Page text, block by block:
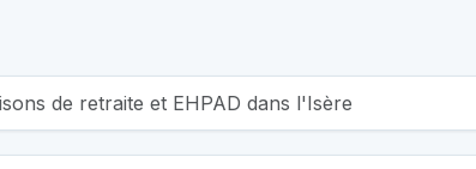
de retraite et EHPAD dans l'Isère